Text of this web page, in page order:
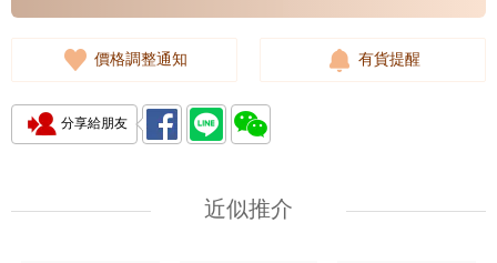
價格調整通知 有貨提醒
分享給朋友
近似推介